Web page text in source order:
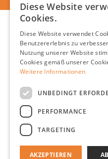
CONTACT
Clou B.V.
Thermiekstraat
Keine
+31 (0)45 524
Montag bis
17:00 Uhr
Diese Website
Cookies.
Diese Website verwendet
Benutzererlebnis zu
Nutzung unserer Website
Cookies gemäß unserer
Weitere Informationen
UNBEDINGT
PERFORMANCE
TARGETING
AKZEPTIEREN